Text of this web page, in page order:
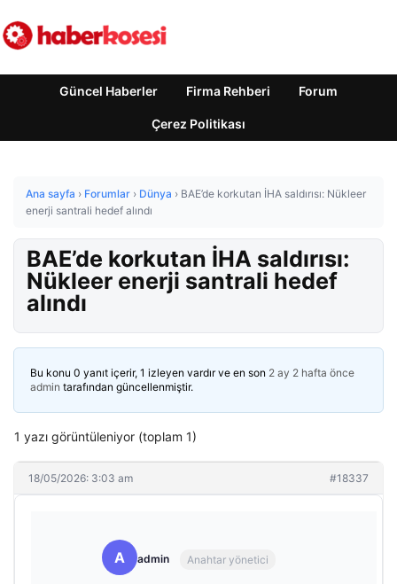
Güncel Haberler Firma Rehberi Forum
Çerez Politikası
Ana sayfa › Forumlar › Dünya › BAE’de korkutan İHA saldırısı: Nükleer
enerji santrali hedef alındı
BAE’de korkutan İHA saldırısı:
Nükleer enerji santrali hedef
alındı
Bu konu 0 yanıt içerir, 1 izleyen vardır ve en son 2 ay 2 hafta önce
admin tarafından güncellenmiştir.
1 yazı görüntüleniyor (toplam 1)
18/05/2026: 3:03 am #18337
A admin Anahtar yönetici